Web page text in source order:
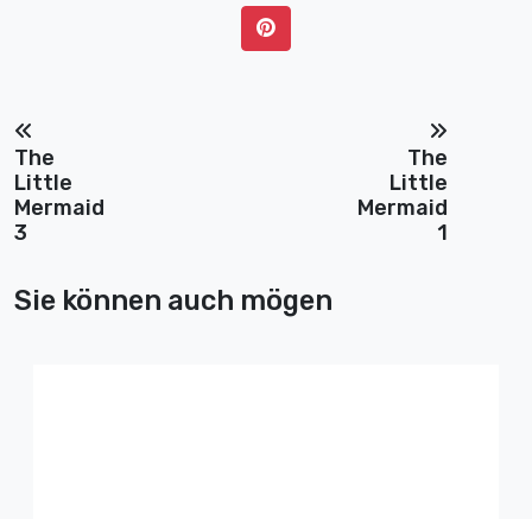
The
Little
Mermaid
3
The
Little
Mermaid
1
Sie können auch mögen